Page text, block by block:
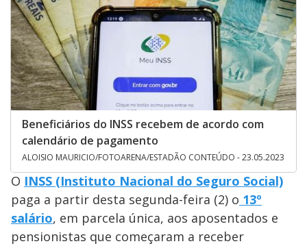
Beneficiários do INSS recebem de acordo com
calendário de pagamento
ALOISIO MAURICIO/FOTOARENA/ESTADÃO CONTEÚDO - 23.05.2023
O INSS (Instituto Nacional do Seguro Social)
paga a partir desta segunda-feira (2) o 13º
salário, em parcela única, aos aposentados e
pensionistas que começaram a receber